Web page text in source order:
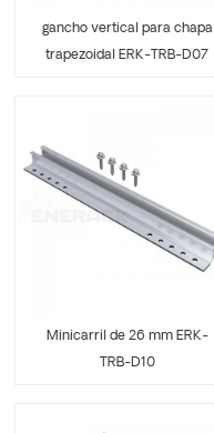
gancho vertical para chapa
trapezoidal ERK-TRB-D07
Minicarril de 26 mm ERK-
TRB-D10